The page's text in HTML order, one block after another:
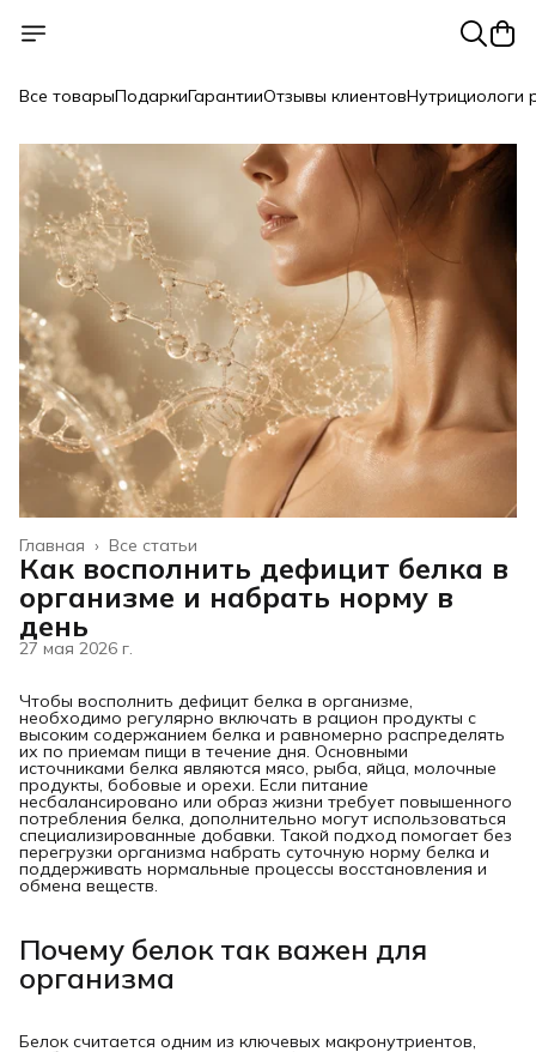
Все товарыПодаркиГарантииОтзывы клиентовНутрициологи
Все статьи
Главная ›
Как восполнить дефицит белка в
организме и набрать норму в
день
27 мая 2026 г.
Чтобы восполнить дефицит белка в организме,
необходимо регулярно включать в рацион продукты с
высоким содержанием белка и равномерно распределять
их по приемам пищи в течение дня. Основными
источниками белка являются мясо, рыба, яйца, молочные
продукты, бобовые и орехи. Если питание
несбалансировано или образ жизни требует повышенного
потребления белка, дополнительно могут использоваться
специализированные добавки. Такой подход помогает без
перегрузки организма набрать суточную норму белка и
поддерживать нормальные процессы восстановления и
обмена веществ.
Почему белок так важен для
организма
Белок считается одним из ключевых макронутриентов,